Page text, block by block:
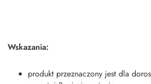
Wskazania:
produkt przeznaczony jest dla